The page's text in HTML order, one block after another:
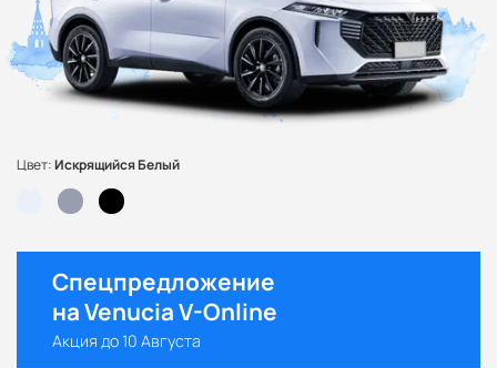
Цвет:Искрящийся Белый
Спецпредложение
на Venucia V-Online
Акция до 10 Августа